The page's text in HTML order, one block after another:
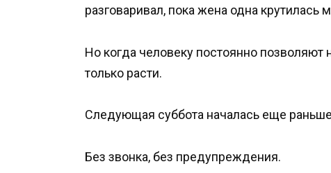
разговаривал, пока жена одна
Но когда человеку постоянно
только расти.
Следующая суббота началась еще
Без звонка, без предупреждения.